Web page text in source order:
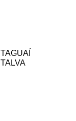
ITAGUAÍ
ITALVA